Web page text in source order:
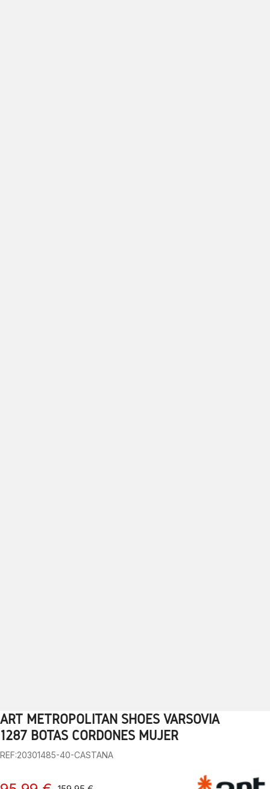
1 2 3 4 5 6 7 8 9
ART METROPOLITAN SHOES VARSOVIA
1287 BOTAS CORDONES MUJER
REF:20301485-40-CASTANA